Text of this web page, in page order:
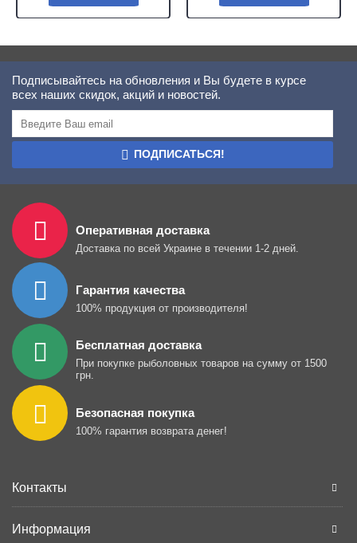
Подписывайтесь на обновления и Вы будете в курсе
всех наших скидок, акций и новостей.
ПОДПИСАТЬСЯ!
Оперативная доставка
Доставка по всей Украине в течении 1-2 дней.
Гарантия качества
100% продукция от производителя!
Бесплатная доставка
При покупке рыболовных товаров на сумму от 1500
грн.
Безопасная покупка
100% гарантия возврата денег!
Контакты
Информация